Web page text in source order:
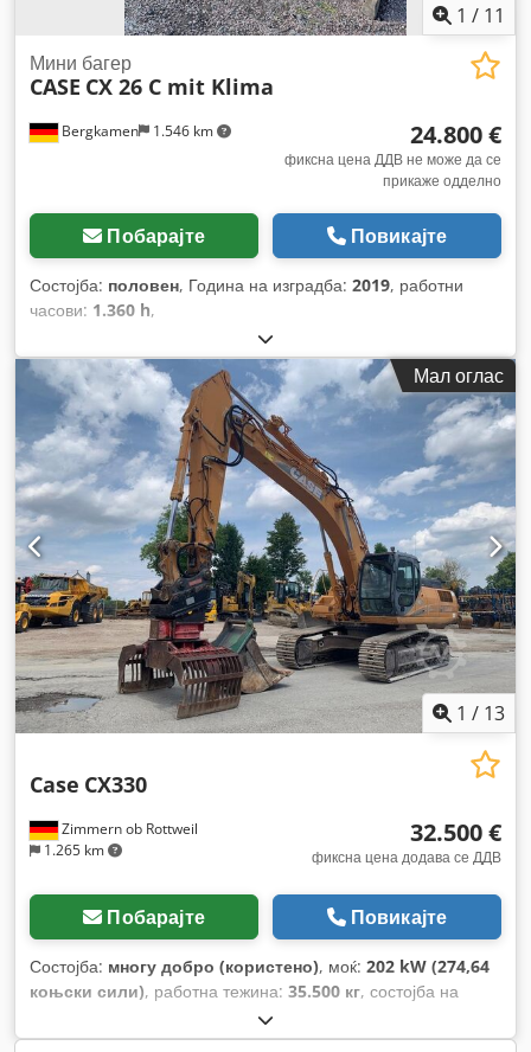
1 / 11
Bergkamen 1.546 km
Мини багер
CASE CX 26 C mit Klima
24.800 €
фиксна цена ДДВ не може да се
прикаже одделно
Побарајте Повикајте
Состојба: половен, Година на изградба: 2019, работни
часови: 1.360 h,
Мал оглас
1 / 13
Zimmern ob Rottweil
1.265 km
Case CX330
32.500 €
фиксна цена додава се ДДВ
Побарајте Повикајте
Состојба: многу добро (користено), моќ: 202 kW (274,64
коњски сили), работна тежина: 35.500 кг, состојба на
, Година на изградба:
часови:9.139 h, Опрема:клима уред,